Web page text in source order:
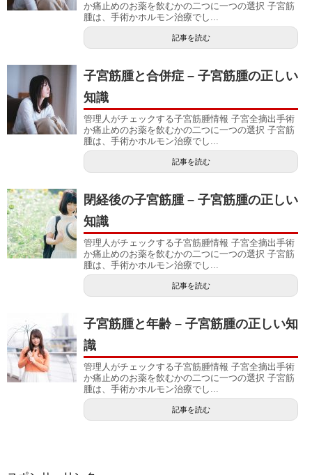
か痛止めのお薬を飲むかの二つに一つの選択 子宮筋
腫は、手術かホルモン治療でし...
記事を読む
子宮筋腫と合併症 – 子宮筋腫の正しい
知識
管理人がチェックする子宮筋腫情報 子宮全摘出手術
か痛止めのお薬を飲むかの二つに一つの選択 子宮筋
腫は、手術かホルモン治療でし...
記事を読む
閉経後の子宮筋腫 – 子宮筋腫の正しい
知識
管理人がチェックする子宮筋腫情報 子宮全摘出手術
か痛止めのお薬を飲むかの二つに一つの選択 子宮筋
腫は、手術かホルモン治療でし...
記事を読む
子宮筋腫と年齢 – 子宮筋腫の正しい知
識
管理人がチェックする子宮筋腫情報 子宮全摘出手術
か痛止めのお薬を飲むかの二つに一つの選択 子宮筋
腫は、手術かホルモン治療でし...
記事を読む